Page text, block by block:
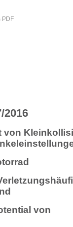
PDF
2016
von
von